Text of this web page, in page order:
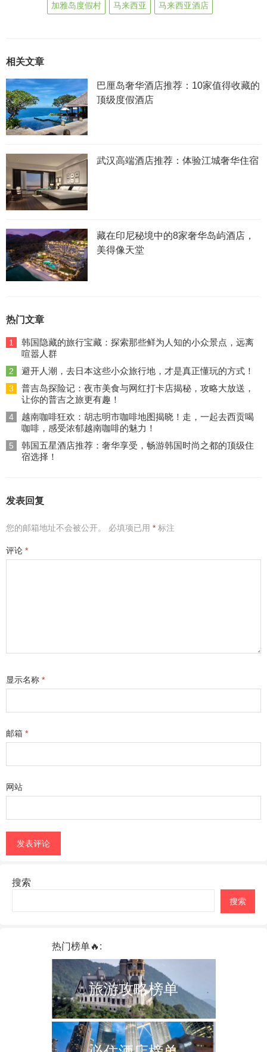
加雅岛度假村 马来西亚 马来西亚酒店
相关文章
巴厘岛奢华酒店推荐：10家值得收藏的
顶级度假酒店
武汉高端酒店推荐：体验江城奢华住宿
藏在印尼秘境中的8家奢华岛屿酒店，
美得像天堂
热门文章
1
韩国隐藏的旅行宝藏：探索那些鲜为人知的小众景点，远离
喧嚣人群
2 避开人潮，去日本这些小众旅行地，才是真正懂玩的方式！
3
普吉岛探险记：夜市美食与网红打卡店揭秘，攻略大放送，
让你的普吉之旅更有趣！
4
越南咖啡狂欢：胡志明市咖啡地图揭晓！走，一起去西贡喝
咖啡，感受浓郁越南咖啡的魅力！
5
韩国五星酒店推荐：奢华享受，畅游韩国时尚之都的顶级住
宿选择！
发表回复
您的邮箱地址不会被公开。 必填项已用 * 标注
评论 *
显示名称 *
邮箱 *
网站
搜索
搜索
热门榜单🔥:
旅游攻略榜单